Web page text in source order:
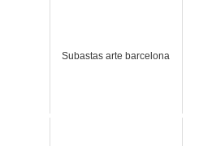
Subastas arte barcelona